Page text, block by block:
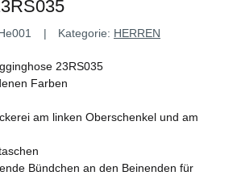
Kategorie: HERREN
23RS035
Farben
am linken Oberschenkel und am
Bündchen an den Beinenden für